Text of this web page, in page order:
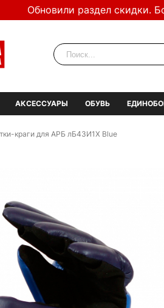
Обновили раздел скидки.
АКСЕССУАРЫ ОБУВЬ
краги для АРБ лБ43И1Х Blue